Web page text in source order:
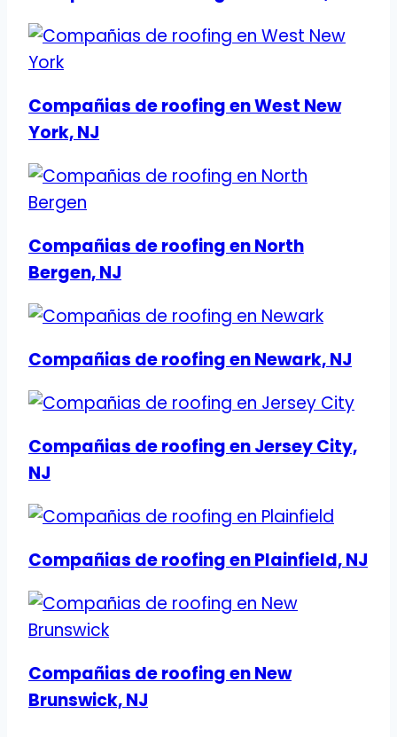
Compañias de roofing en West New
York, NJ
Compañias de roofing en North
Bergen, NJ
Compañias de roofing en Newark, NJ
Compañias de roofing en Jersey City,
NJ
Compañias de roofing en Plainfield, NJ
Compañias de roofing en New
Brunswick, NJ